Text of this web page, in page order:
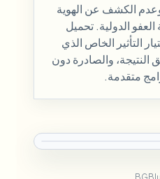
الكشف عن الهوية
الدولية. تحميل
التأثير الخاص الذي
والصادرة دون
متقدمة.